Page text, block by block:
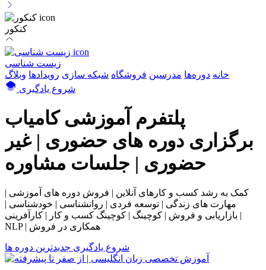
کنکور
زیست شناسی
خانه دوره‌ها مدرسین فروشگاه شبکه سازی رویداد‌ها وبلاگ
شروع یادگیری
پلتفرم آموزشی کامیاب
برگزاری دوره های حضوری | غیر
حضوری | جلسات مشاوره
کمک به رشد کسب و کارهای آنلاین | فروش دوره های آموزشی |
مهارت های زندگی | توسعه فردی | روانشناسی | خودشناسی |
بازاریابی و فروش | کوچینگ | کوچینگ کسب و کار | کارآفرینی |
NLP | همکاری در فروش
شروع یادگیری جدیدترین دوره ها